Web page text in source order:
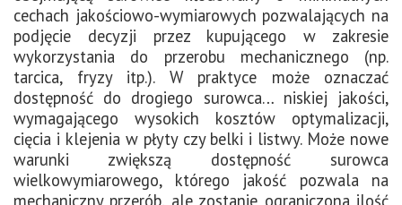
cechach jakościowo-wymiarowych pozwalających na
podjęcie decyzji przez kupującego w zakresie
wykorzystania do przerobu mechanicznego (np.
tarcica, fryzy itp.). W praktyce może oznaczać
dostępność do drogiego surowca… niskiej jakości,
wymagającego wysokich kosztów optymalizacji,
cięcia i klejenia w płyty czy belki i listwy. Może nowe
warunki zwiększą dostępność surowca
wielkowymiarowego, którego jakość pozwala na
mechaniczny przerób, ale zostanie ograniczona ilość